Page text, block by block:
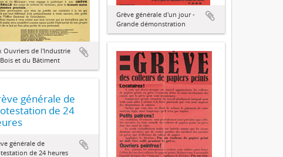
Grève générale d'un jour -
Grande démonstration
Ouvriers de l'Industrie
et du Bâtiment
générale de
de 24
générale de
de 24 heures